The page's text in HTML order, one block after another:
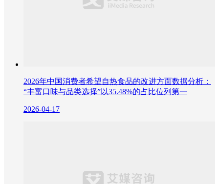
2026年中国消费者希望自热食品的改进方面数据分析：
“丰富口味与品类选择”以35.48%的占比位列第一
2026-04-17